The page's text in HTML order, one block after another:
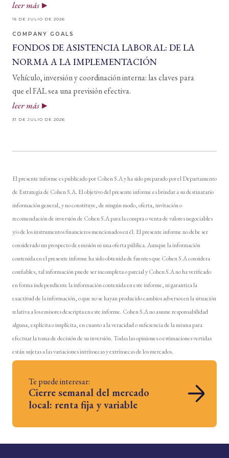
leer más
15 DE JULIO DE 2026
COMPANY GOALS
FONDOS DE ASISTENCIA LABORAL: DE LA
NORMA A LA IMPLEMENTACIÓN
Vehículo, inversión y coordinación interna: las claves para
que el FAL sea una previsión efectiva.
leer más
31 DE JULIO DE 2026
El presente informe es publicado por Cohen S.A y ha sido preparado por el Departamento
de Estrategia de Cohen S.A. El objetivo del presente informe es brindar a su destinatario
información general, y no constituye, de ningún modo, oferta, invitación o
recomendación de inversión de Cohen S.A para la compra o venta de valores negociables
y/o de los instrumentos financieros mencionados en él. El presente informe no debe ser
considerado un prospecto de emisión ni una oferta pública. Aunque la información
contenida en el presente informe ha sido obtenida de fuentes que Cohen S.A considera
confiables, tal información puede ser incompleta o parcial y Cohen S.A no ha verificado
en forma independiente la información contenida en este informe, ni garantiza la
exactitud de la información, o que no se hayan producido cambios adversos en la situación
relativa a los emisores descripta en este informe. Cohen S.A no asume responsabilidad
alguna, explícita o implícita, en cuanto a la veracidad o suficiencia de la misma para
efectuar la toma de decisión de su inversión. Todas las opiniones o estimaciones vertidas
están sujetas a las variaciones intrínsecas y extrínsecas de los mercados.
Te puede interesar:
Cierre semanal del mercado
local: renta fija y variable